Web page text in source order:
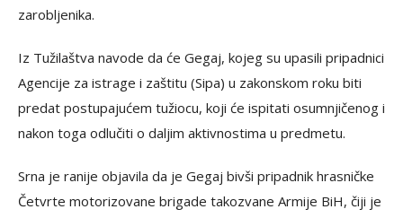
zarobljenika.
Iz Tužilaštva navode da će Gegaj, kojeg su upasili pripadnici
Agencije za istrage i zaštitu (Sipa) u zakonskom roku biti
predat postupajućem tužiocu, koji će ispitati osumnjičenog i
nakon toga odlučiti o daljim aktivnostima u predmetu.
Srna je ranije objavila da je Gegaj bivši pripadnik hrasničke
Četvrte motorizovane brigade takozvane Armije BiH, čiji je